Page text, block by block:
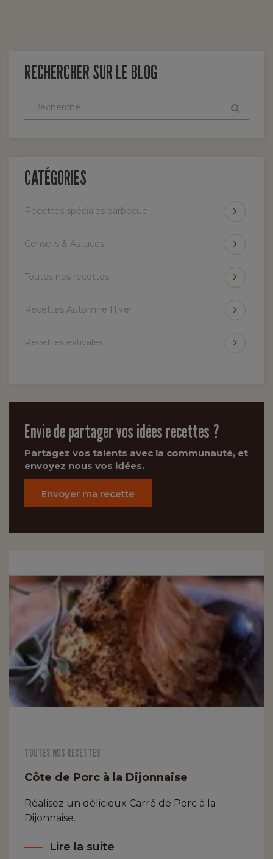
RECHERCHER SUR LE BLOG
CATÉGORIES
Recettes spéciales barbecue
Conseils & Astuces
Toutes nos recettes
Recettes Automne Hiver
Recettes estivales
Envie de partager vos idées recettes ?
Partagez vos talents avec la communauté, et
envoyez nous vos idées.
Envoyer ma recette
TOUTES NOS RECETTES
Côte de Porc à la Dijonnaise
Réalisez un délicieux Carré de Porc à la
Dijonnaise.
Lire la suite